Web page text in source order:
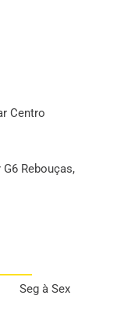
Centro
Rebouças,
Seg à Sex